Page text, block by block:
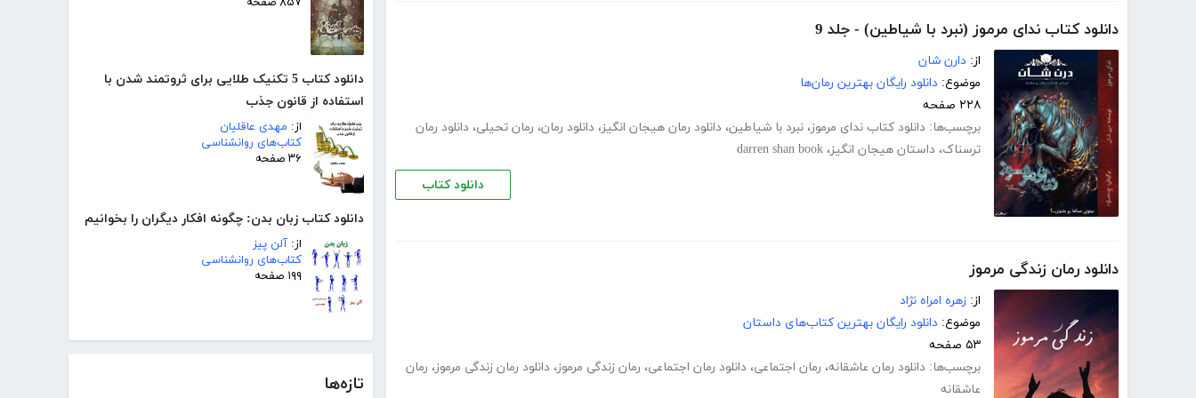
دانلود کتاب 5 تکنیک طلایی برای ثروتمند شدن با
استفاده از قانون جذب
از: مهدی عاقلیان
کتاب‌های روانشناسی
۳۶ صفحه
دانلود کتاب زبان بدن: چگونه افکار دیگران را بخوانیم
از: آلن پیز
کتاب‌های روانشناسی
۱۹۹ صفحه
تازه‌ها
دانلود کتاب ندای مرموز (نبرد با شیاطین) - جلد 9
از: دارن شان
موضوع: دانلود رایگان بهترین رمان‌ها
۲۲۸ صفحه
برچسب‌ها: دانلود کتاب ندای مرموز، نبرد با شیاطین، دانلود رمان هیجان انگیز، دانلود رمان، رمان تحیلی، دانلود رمان
ترسناک، داستان هیجان انگیز، darren shan book
دانلود کتاب
دانلود رمان زندگی مرموز
از: زهره امراه نژاد
موضوع: دانلود رایگان بهترین کتاب‌های داستان
۵۳ صفحه
برچسب‌ها: دانلود رمان عاشقانه، رمان اجتماعی، دانلود رمان اجتماعی، رمان زندگی مرموز، دانلود رمان زندگی مرموز، رمان
عاشقانه